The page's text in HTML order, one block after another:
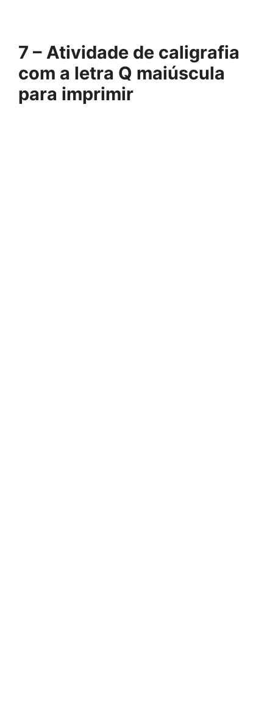
7 – Atividade de caligrafia
com a letra Q maiúscula
para imprimir